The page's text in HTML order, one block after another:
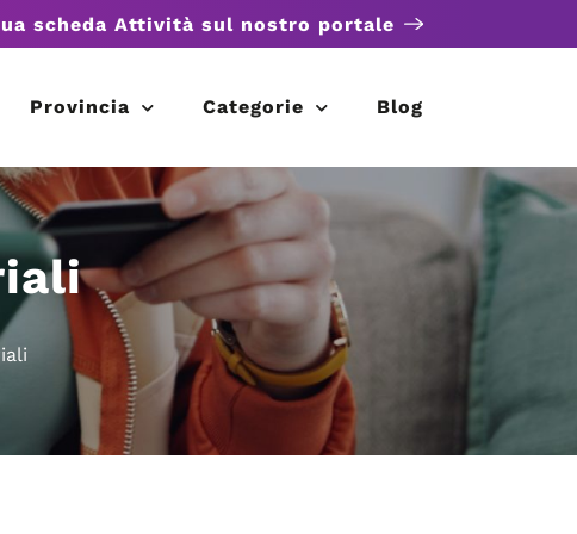
scheda Attività sul nostro portale
Provincia Categorie Blog